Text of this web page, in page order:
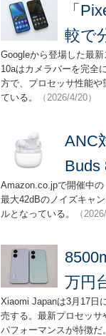
「
較で
Googleから登場した最
10aはカメラバーを完全
方で、プロセッサ性能
ている。
（2026/4/20）
ANC
Buds
Amazon.co.jpで開催中の
最大42dBのノイズキャ
ルとなっている。
（
万円
Xiaomi Japanは3月17日
売する。最新プロセッサ
パフォーマンスが特徴